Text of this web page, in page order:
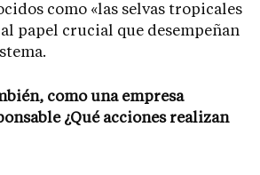
como «las selvas tropicales
papel crucial que desempeñan
como una empresa
¿Qué acciones realizan